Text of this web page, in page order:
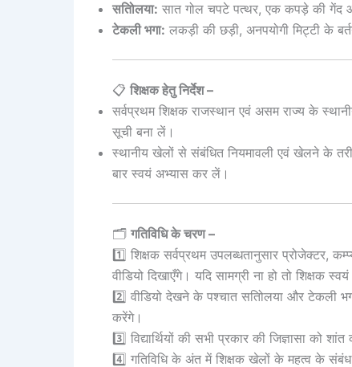
सतोिलया: सात गोल चपटे पत्थर, एक कपड़े की गेंद
टेकली भगा: लकड़ी की छड़ी, अनपयोगी मिट्टी के
📋 शिक्षक हेतु निर्देश –
सर्वप्रथम शिक्षक राजस्थान एवं असम राज्य के
सूची बना लें।
स्थानीय खेलों से संबंधित नियमावली एवं खेलने के
बार स्वयं अभ्यास कर लें।
🗂️ गतिविधि के चरण –
1️⃣ शिक्षक सर्वप्रथम उपलब्धतानुसार प्रोजेक्टर,
वीडियो दिखाएँगे। यदि सामग्री ना हो तो शिक्षक
2️⃣ वीडियो देखने के पश्चात सतोिलया और टेकली
करेंगे।
3️⃣ विद्यार्थियों की सभी प्रकार की जिज्ञासा को
4️⃣ गतिविधि के अंत में शिक्षक खेलों के महत्व के संबंध